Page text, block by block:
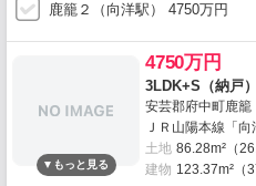
鹿籠２（向洋駅） 4750万円
4750万円
3LDK+S（納戸）
安芸郡府中町鹿籠
ＪＲ山陽本線「
土地 86.28m²（
建物 123.37m²（